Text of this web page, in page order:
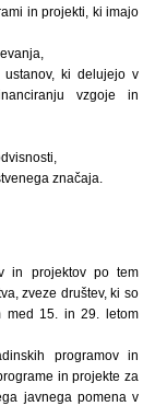
in projekti, ki imajo
ki delujejo v
vzgoje in
značaja.
in projektov po tem
zveze društev, ki so
med 15. in 29. letom
programov in
in projekte za
javnega pomena v